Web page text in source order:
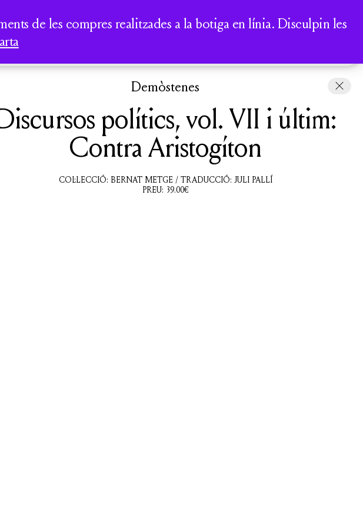
COMPTE CISTELLA
TOTS ELS
Demòstenes
polítics, vol. VII i últim:
Contra Aristogíton
COL·LECCIÓ: BERNAT METGE / TRADUCCIÓ: JULI PALLÍ
PREU: 39.00€
de les compres realitzades a la botiga en línia. Disculpin les